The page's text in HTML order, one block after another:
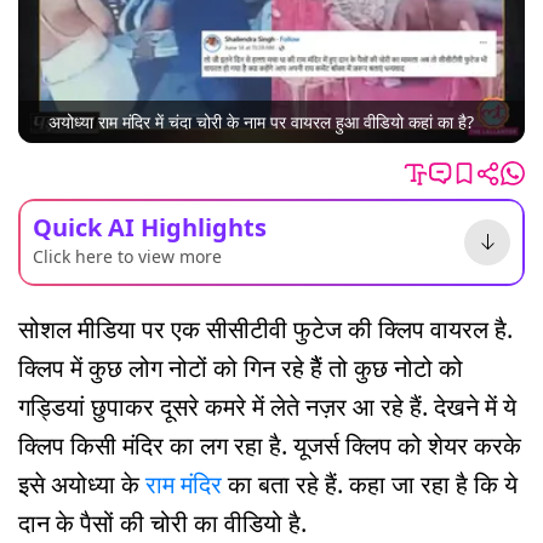
अयोध्या राम मंदिर में चंदा चोरी के नाम पर वायरल हुआ वीडियो कहां का है?
Quick AI Highlights
Click here to view more
सोशल मीडिया पर एक सीसीटीवी फुटेज की क्लिप वायरल है.
क्लिप में कुछ लोग नोटों को गिन रहे हैैं तो कुछ नोटो को
गड्डियां छुपाकर दूसरे कमरे में लेते नज़र आ रहे हैं. देखने में ये
क्लिप किसी मंदिर का लग रहा है. यूजर्स क्लिप को शेयर करके
इसे अयोध्या केराम मंदिरका बता रहे हैं. कहा जा रहा है कि ये
दान के पैसों की चोरी का वीडियो है.